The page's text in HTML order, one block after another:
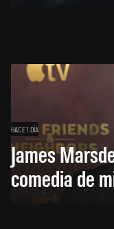
HACE 1 DÍA
James
comedia de